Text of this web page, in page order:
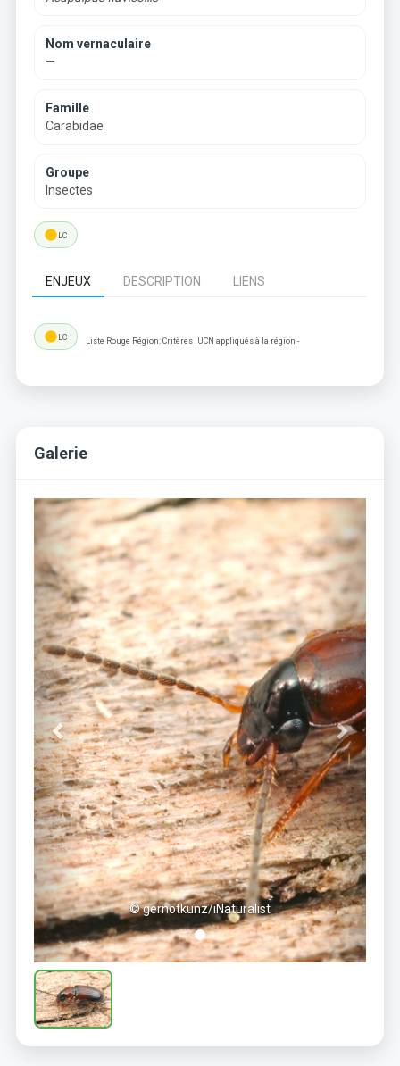
Nom vernaculaire
—
Famille
Carabidae
Groupe
Insectes
lensLC
ENJEUX DESCRIPTION LIENS
lensLC Liste Rouge Région: Critères IUCN appliqués à la région -
Galerie
© gernotkunz/iNaturalist
Previous Next